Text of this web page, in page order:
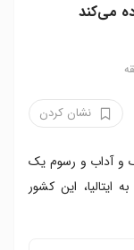
نشان کردن
و آداب و رسوم یک
سفر به ایتالیا، این کشور